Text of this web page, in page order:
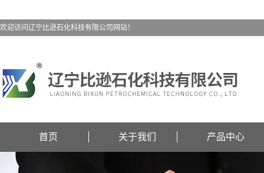
欢迎访问辽宁比逊石化科技有限公司网站！
首页 关于我们 产品中心